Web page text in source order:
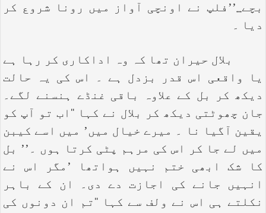
بچے...’’فلپ نے اونچی آواز میں رونا شروع کر
دیا ۔
بلال حیران تھا کہ وہ اداکاری کر رہا ہے
یا واقعی اس قدر بزدل ہے ۔ اس کی یہ حالت
دیکھ کر بل کے علاوہ باقی غنڈے ہنسنے لگے۔
جان چھوٹتی دیکھ کر بلال نے کہا ‘‘اب تو آپ کو
یقین آگیا نا ۔ میرے خیال میں’ میں اسے کیبن
میں لے جا کر اس کی مرہم پٹی کرتا ہوں ۔’’ بل
کا شک ابھی ختم نہیں ہواتھا ’مگر اس نے
انہیں جانے کی اجازت دے دی۔ ان کے باہر
نکلتے ہی اس نے ولف سے کہا ‘‘تم ان دونوں کی